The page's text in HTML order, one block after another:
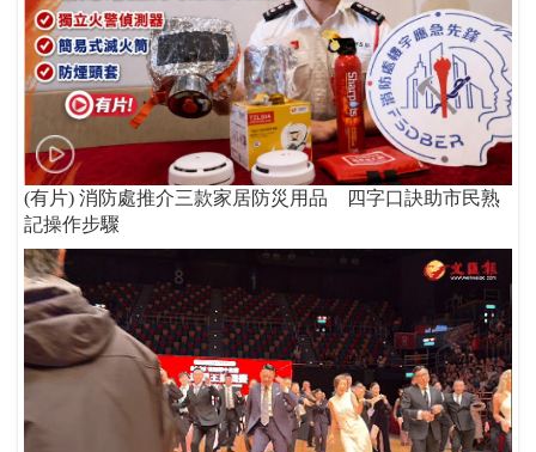
(有片) 消防處推介三款家居防災用品 四字口訣助市民熟
記操作步驟